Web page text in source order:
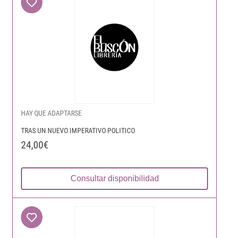
HAY QUE ADAPTARSE
TRAS UN NUEVO IMPERATIVO POLITICO
24,00€
Consultar disponibilidad